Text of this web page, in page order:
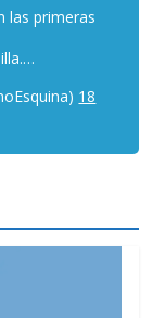
las primeras
18